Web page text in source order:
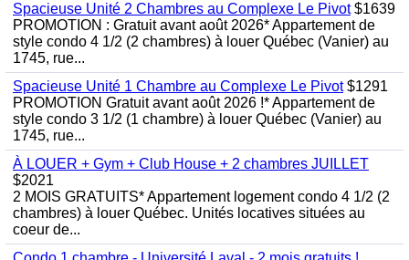
Spacieuse Unité 2 Chambres au Complexe Le Pivot$1639
PROMOTION : Gratuit avant août 2026* Appartement de
style condo 4 1/2 (2 chambres) à louer Québec (Vanier) au
1745, rue...
Spacieuse Unité 1 Chambre au Complexe Le Pivot$1291
PROMOTION Gratuit avant août 2026 !* Appartement de
style condo 3 1/2 (1 chambre) à louer Québec (Vanier) au
1745, rue...
À LOUER + Gym + Club House + 2 chambres JUILLET
$2021
2 MOIS GRATUITS* Appartement logement condo 4 1/2 (2
chambres) à louer Québec. Unités locatives situées au
coeur de...